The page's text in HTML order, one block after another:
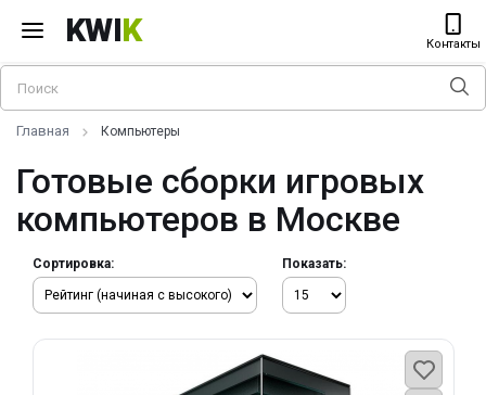
KWIK Контакты
Главная Компьютеры
Готовые сборки игровых
компьютеров в Москве
Сортировка: Показать: